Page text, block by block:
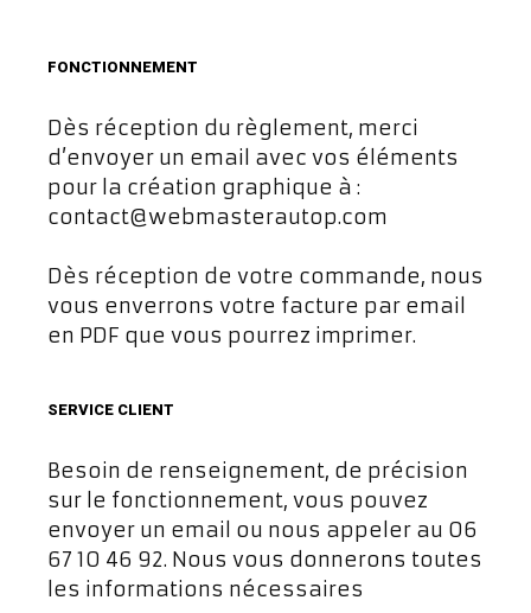
FONCTIONNEMENT
Dès réception du règlement, merci
d’envoyer un email avec vos éléments
pour la création graphique à :
contact@webmasterautop.com
Dès réception de votre commande, nous
vous enverrons votre facture par email
en PDF que vous pourrez imprimer.
SERVICE CLIENT
Besoin de renseignement, de précision
sur le fonctionnement, vous pouvez
envoyer un email ou nous appeler au 06
67 10 46 92. Nous vous donnerons toutes
les informations nécessaires